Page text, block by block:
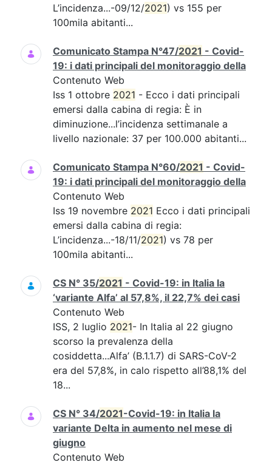
L’incidenza...-09/12/2021) vs 155 per
100mila abitanti...
Comunicato Stampa N°47/2021 - Covid-
19: i dati principali del monitoraggio della
Contenuto Web
Iss 1 ottobre 2021 - Ecco i dati principali
emersi dalla cabina di regia: È in
diminuzione...l’incidenza settimanale a
livello nazionale: 37 per 100.000 abitanti...
Comunicato Stampa N°60/2021 - Covid-
19: i dati principali del monitoraggio della
Contenuto Web
Iss 19 novembre 2021 Ecco i dati principali
emersi dalla cabina di regia:
L’incidenza...-18/11/2021) vs 78 per
100mila abitanti...
CS N° 35/2021 - Covid-19: in Italia la
‘variante Alfa’ al 57,8%, il 22,7% dei casi
Contenuto Web
ISS, 2 luglio 2021- In Italia al 22 giugno
scorso la prevalenza della
cosiddetta...Alfa’ (B.1.1.7) di SARS-CoV-2
era del 57,8%, in calo rispetto all’88,1% del
18...
CS N° 34/2021-Covid-19: in Italia la
variante Delta in aumento nel mese di
giugno
Contenuto Web